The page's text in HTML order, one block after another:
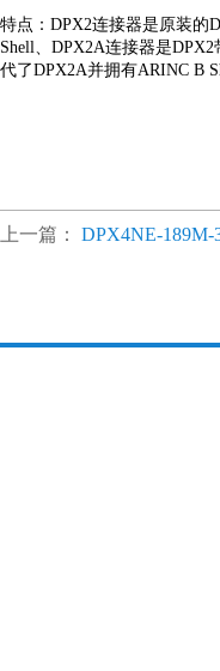
特点： DPX2连接器是原装的
Shell、 DPX2A连接器是
代了DPX2A并拥有ARINC B
上一篇： DPX4NE-189M-